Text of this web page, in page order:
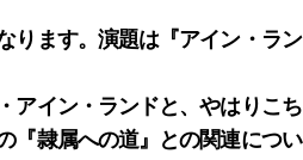
ります。演題は『アイン・ラン
アイン・ランドと、やはりこち
『隷属への道』との関連につい